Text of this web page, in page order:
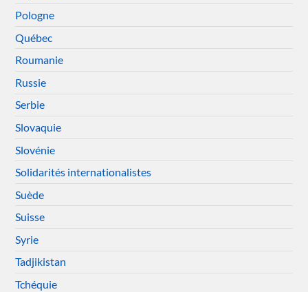
Pologne
Québec
Roumanie
Russie
Serbie
Slovaquie
Slovénie
Solidarités internationalistes
Suède
Suisse
Syrie
Tadjikistan
Tchéquie